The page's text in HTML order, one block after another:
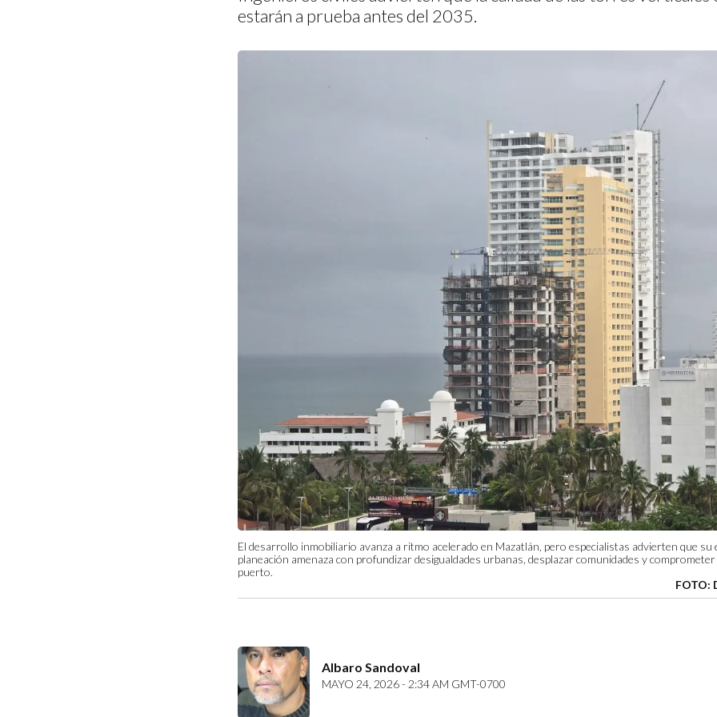
estarán a prueba antes del 2035.
El desarrollo inmobiliario avanza a ritmo acelerado en Mazatlán, pero especialistas advierten que su
planeación amenaza con profundizar desigualdades urbanas, desplazar comunidades y
puerto.
FOTO:
Albaro Sandoval
MAYO 24, 2026 - 2:34 AM GMT-0700